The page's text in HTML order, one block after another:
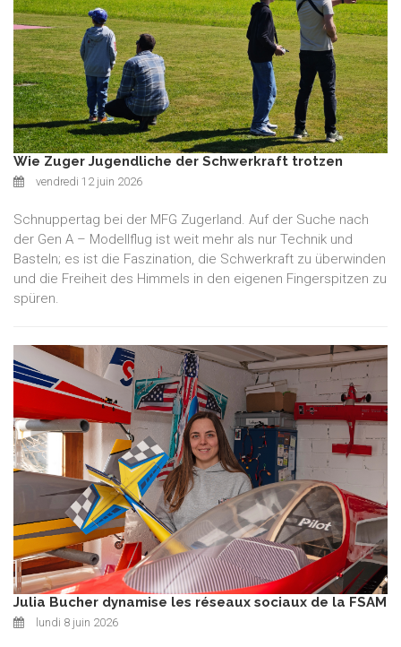
Wie Zuger Jugendliche der Schwerkraft trotzen
vendredi 12 juin 2026
Schnuppertag bei der MFG Zugerland. Auf der Suche nach
der Gen A – Modellflug ist weit mehr als nur Technik und
Basteln; es ist die Faszination, die Schwerkraft zu überwinden
und die Freiheit des Himmels in den eigenen Fingerspitzen zu
spüren.
Julia Bucher dynamise les réseaux sociaux de la FSAM
lundi 8 juin 2026